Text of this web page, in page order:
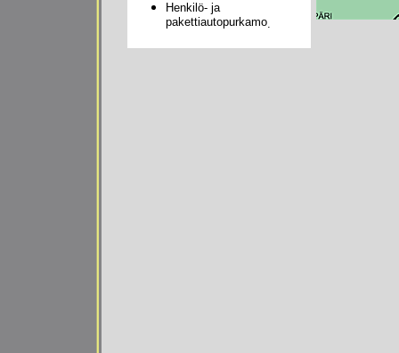
Henkilö- ja
pakettiautopurkamo.